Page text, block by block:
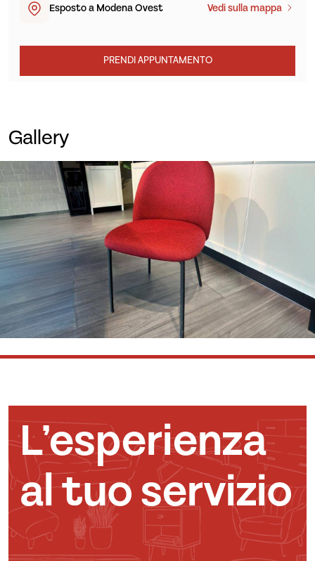
Esposto a Modena Ovest Vedi sulla mappa
PRENDI APPUNTAMENTO
Gallery
L’esperienza
al tuo servizio